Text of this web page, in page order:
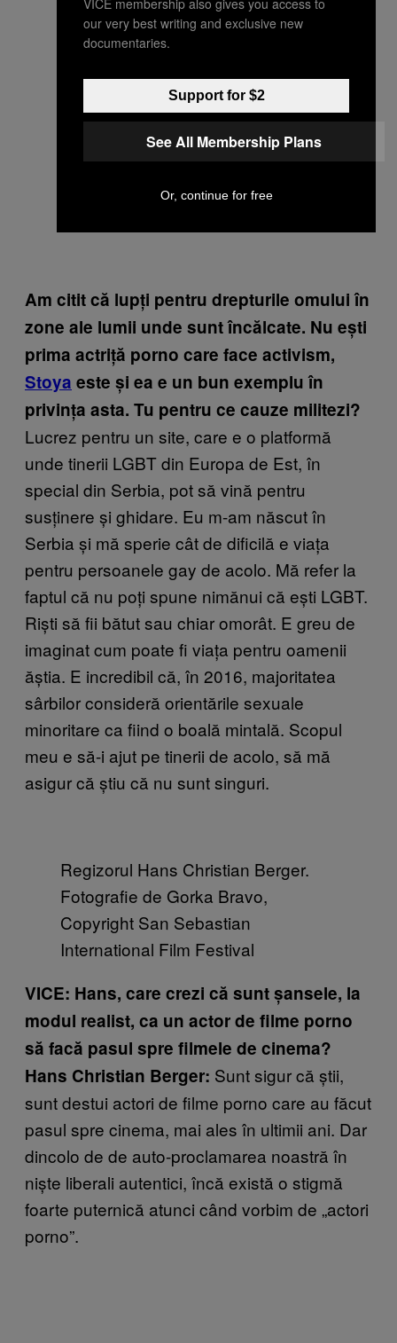
Am citit că lupți pentru drepturile omului în
zone ale lumii unde sunt încălcate. Nu ești
prima actriță porno care face activism,
Stoya este și ea e un bun exemplu în
privința asta. Tu pentru ce cauze militezi?
Lucrez pentru un site, care e o platformă
unde tinerii LGBT din Europa de Est, în
special din Serbia, pot să vină pentru
susținere și ghidare. Eu m-am născut în
Serbia și mă sperie cât de dificilă e viața
pentru persoanele gay de acolo. Mă refer la
faptul că nu poți spune nimănui că ești LGBT.
Riști să fii bătut sau chiar omorât. E greu de
imaginat cum poate fi viața pentru oamenii
ăștia. E incredibil că, în 2016, majoritatea
sârbilor consideră orientările sexuale
minoritare ca fiind o boală mintală. Scopul
meu e să-i ajut pe tinerii de acolo, să mă
asigur că știu că nu sunt singuri.
Regizorul Hans Christian Berger.
Fotografie de Gorka Bravo,
Copyright San Sebastian
International Film Festival
VICE: Hans, care crezi că sunt șansele, la
modul realist, ca un actor de filme porno
să facă pasul spre filmele de cinema?
Hans Christian Berger: Sunt sigur că știi,
sunt destui actori de filme porno care au făcut
pasul spre cinema, mai ales în ultimii ani. Dar
dincolo de de auto-proclamarea noastră în
niște liberali autentici, încă există o stigmă
foarte puternică atunci când vorbim de „actori
porno”.
our very best writing and exclusive new
documentaries.
Support for $2
See All Membership Plans
Or, continue for free